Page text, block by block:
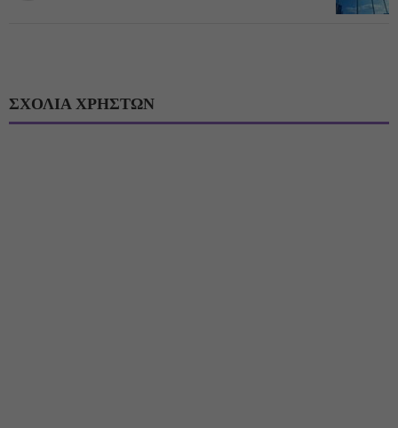
ΣΧΟΛΙΑ ΧΡΗΣΤΩΝ